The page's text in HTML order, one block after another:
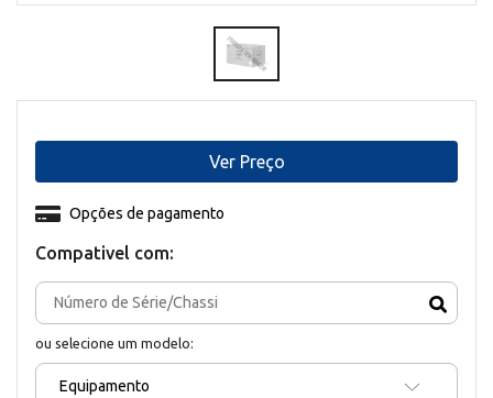
Compativel com:
ou selecione um modelo:
Equipamento
Opções de pagamento
Ver Preço